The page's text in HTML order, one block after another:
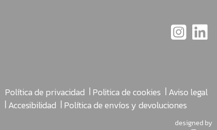
Política de privacidad | Politica de cookies | Aviso legal
| Accesibilidad | Política de envíos y devoluciones
designed by